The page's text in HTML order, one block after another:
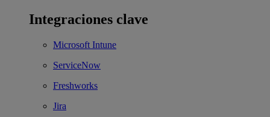
Integraciones clave
Microsoft Intune
ServiceNow
Freshworks
Jira